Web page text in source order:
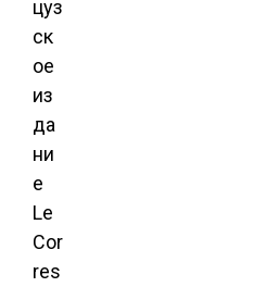
цуз
ск
ое
из
да
ни
е
Le
Cor
res